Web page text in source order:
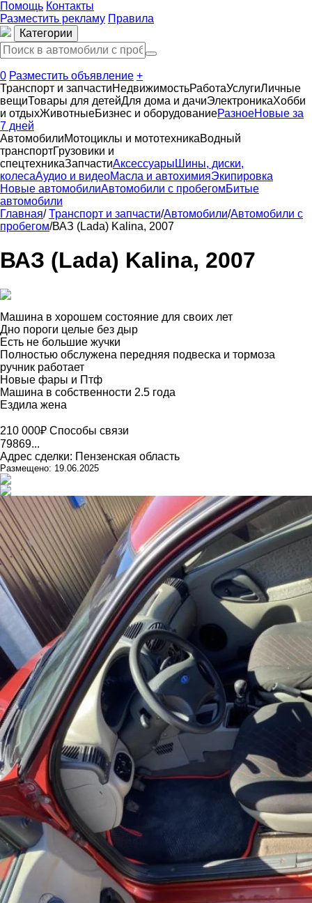
Помощь Контакты
Разместить рекламу Правила
Категории
0 Разместить объявление +
Транспорт и запчастиНедвижимостьРаботаУслугиЛичные
вещиТовары для детейДля дома и дачиЭлектроникаХобби
и отдыхЖивотныеБизнес и оборудованиеРазноеНовые за
7 дней
АвтомобилиМотоциклы и мототехникаВодный
транспортГрузовики и
спецтехникаЗапчастиАксессуары Шины, диски,
колесаАудио и видеоМасла и автохимияЭкипировка
Новые автомобилиАвтомобили с пробегомБитые
автомобили
Главная/ Транспорт и запчасти/Автомобили/Автомобили с
пробегом/ВАЗ (Lada) Kalina, 2007
ВАЗ (Lada) Kalina, 2007
Машина в хорошем состояние для своих лет
Дно пороги целые без дыр
Есть не большие жучки
Полностью обслужена передняя подвеска и тормоза
ручник работает
Новые фары и Птф
Машина в собственности 2.5 года
Ездила жена
210 000₽ Способы связи
79869...
Адрес сделки: Пензенская область
Размещено: 19.06.2025